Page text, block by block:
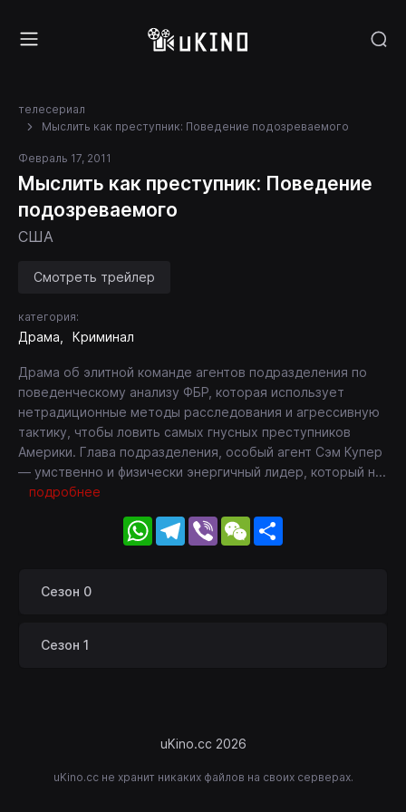
телесериал
Мыслить как преступник: Поведение подозреваемого
Февраль 17, 2011
Мыслить как преступник: Поведение
подозреваемого
США
Смотреть трейлер
категория:
Драма Криминал
Драма об элитной команде агентов подразделения по
поведенческому анализу ФБР, которая использует
нетрадиционные методы расследования и агрессивную
тактику, чтобы ловить самых гнусных преступников
Америки. Глава подразделения, особый агент Сэм Купер
— умственно и физически энергичный лидер, который н...
подробнее
WhatsApp
Telegram
Viber WeChat
Сезон 0
Сезон 1
uKino.cc 2026
uKino.cc не хранит никаких файлов на своих серверах.